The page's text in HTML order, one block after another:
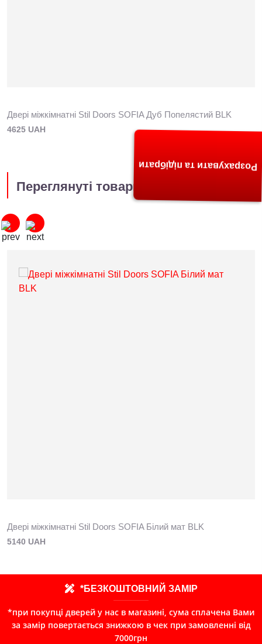
Двері міжкімнатні Stil Doors SOFIA Дуб Попелястий BLK
4625 UAH
Переглянуті товари
Двері міжкімнатні Stil Doors SOFIA Білий мат BLK
5140 UAH
*БЕЗКОШТОВНИЙ ЗАМІР
*при покупці дверей у нас в магазині, сума сплачена Вами
за замір повертається знижкою в чек при замовленні від
7000грн
Розрахувати та підібрати